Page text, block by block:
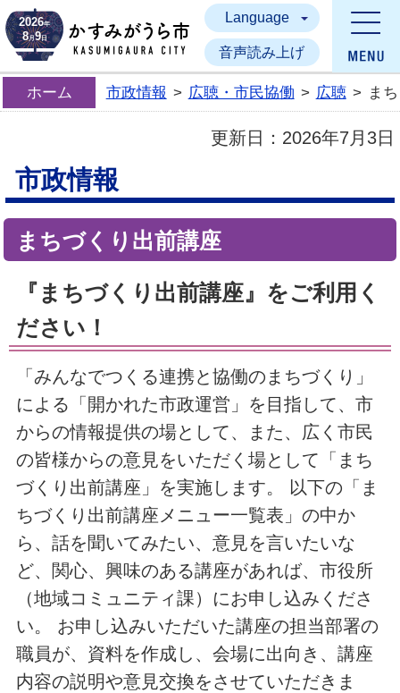
かすみがうら市
2026年
8月9日
Language
音声読み上げ
ホーム 市政情報 > 広聴・市民協働 > 広聴 > ま
更新日： 2026年7月3日
市政情報
まちづくり出前講座
『まちづくり出前講座』をご利用く
ださい！
「みんなでつくる連携と協働のまちづくり」
による「開かれた市政運営」を目指して、市
からの情報提供の場として、また、広く市民
の皆様からの意見をいただく場として「まち
づくり出前講座」を実施します。 以下の「ま
ちづくり出前講座メニュー一覧表」の中か
ら、話を聞いてみたい、意見を言いたいな
ど、関心、興味のある講座があれば、市役所
（地域コミュニティ課）にお申し込みくださ
い。 お申し込みいただいた講座の担当部署の
職員が、資料を作成し、会場に出向き、講座
内容の説明や意見交換をさせていただきま